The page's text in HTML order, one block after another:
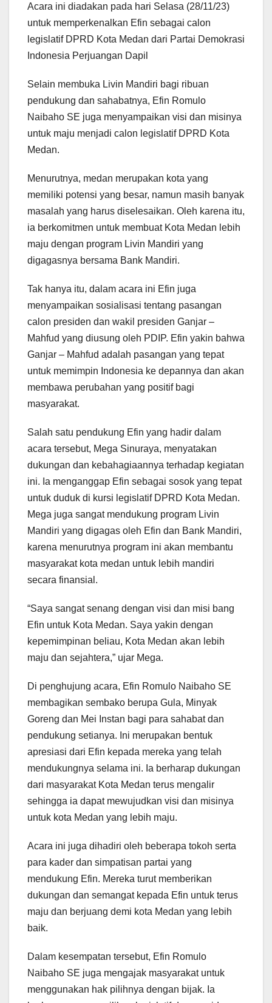
Acara ini diadakan pada hari Selasa (28/11/23)
untuk memperkenalkan Efin sebagai calon
legislatif DPRD Kota Medan dari Partai Demokrasi
Indonesia Perjuangan Dapil
Selain membuka Livin Mandiri bagi ribuan
pendukung dan sahabatnya, Efin Romulo
Naibaho SE juga menyampaikan visi dan misinya
untuk maju menjadi calon legislatif DPRD Kota
Medan.
Menurutnya, medan merupakan kota yang
memiliki potensi yang besar, namun masih banyak
masalah yang harus diselesaikan. Oleh karena itu,
ia berkomitmen untuk membuat Kota Medan lebih
maju dengan program Livin Mandiri yang
digagasnya bersama Bank Mandiri.
Tak hanya itu, dalam acara ini Efin juga
menyampaikan sosialisasi tentang pasangan
calon presiden dan wakil presiden Ganjar –
Mahfud yang diusung oleh PDIP. Efin yakin bahwa
Ganjar – Mahfud adalah pasangan yang tepat
untuk memimpin Indonesia ke depannya dan akan
membawa perubahan yang positif bagi
masyarakat.
Salah satu pendukung Efin yang hadir dalam
acara tersebut, Mega Sinuraya, menyatakan
dukungan dan kebahagiaannya terhadap kegiatan
ini. Ia menganggap Efin sebagai sosok yang tepat
untuk duduk di kursi legislatif DPRD Kota Medan.
Mega juga sangat mendukung program Livin
Mandiri yang digagas oleh Efin dan Bank Mandiri,
karena menurutnya program ini akan membantu
masyarakat kota medan untuk lebih mandiri
secara finansial.
“Saya sangat senang dengan visi dan misi bang
Efin untuk Kota Medan. Saya yakin dengan
kepemimpinan beliau, Kota Medan akan lebih
maju dan sejahtera,” ujar Mega.
Di penghujung acara, Efin Romulo Naibaho SE
membagikan sembako berupa Gula, Minyak
Goreng dan Mei Instan bagi para sahabat dan
pendukung setianya. Ini merupakan bentuk
apresiasi dari Efin kepada mereka yang telah
mendukungnya selama ini. Ia berharap dukungan
dari masyarakat Kota Medan terus mengalir
sehingga ia dapat mewujudkan visi dan misinya
untuk kota Medan yang lebih maju.
Acara ini juga dihadiri oleh beberapa tokoh serta
para kader dan simpatisan partai yang
mendukung Efin. Mereka turut memberikan
dukungan dan semangat kepada Efin untuk terus
maju dan berjuang demi kota Medan yang lebih
baik.
Dalam kesempatan tersebut, Efin Romulo
Naibaho SE juga mengajak masyarakat untuk
menggunakan hak pilihnya dengan bijak. Ia